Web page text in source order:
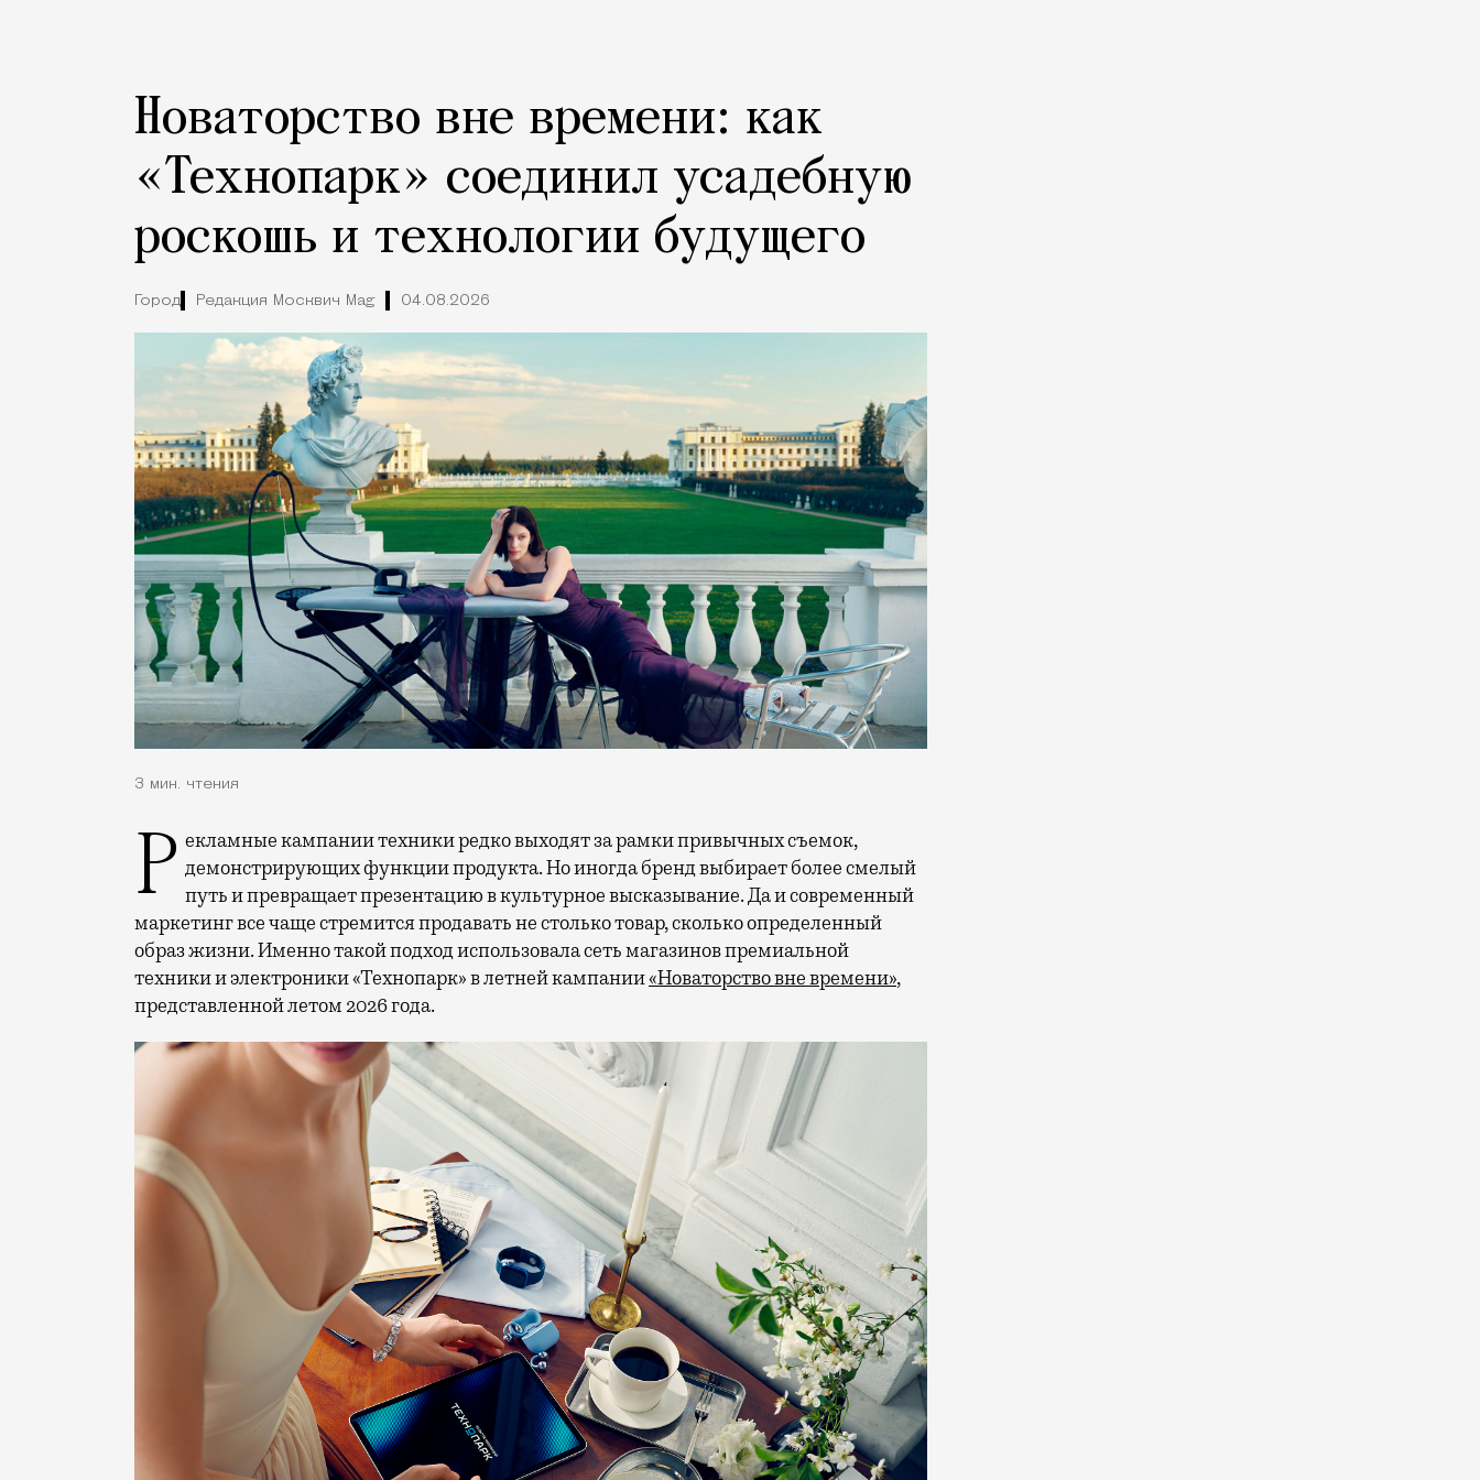
Новаторство вне времени: как
«Технопарк» соединил усадебную
роскошь и технологии будущего
Город Редакция Москвич Mag 04.08.2026
3 мин. чтения
Рекламные кампании техники редко выходят за рамки привычных съемок, демонстрирующих функции продукта. Но иногда бренд выбирает более смелый
путь и превращает презентацию в культурное высказывание. Да и современный
маркетинг все чаще стремится продавать не столько товар, сколько определенный
образ жизни. Именно такой подход использовала сеть магазинов премиальной
техники и электроники «Технопарк» в летней кампании«Новаторство вне времени»,
представленной летом 2026 года.